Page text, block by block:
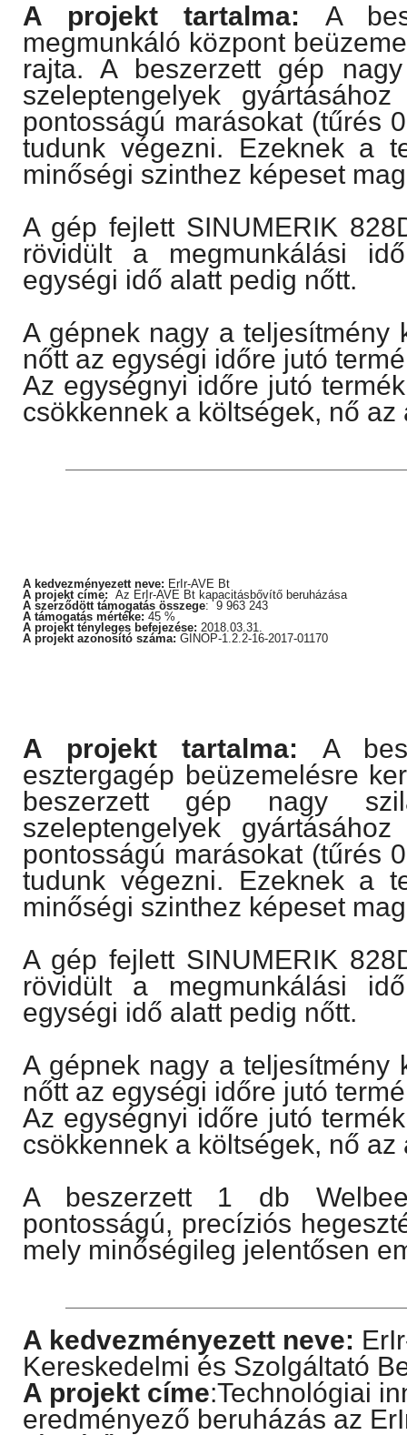
A projekt tartalma:A
megmunkáló központ
rajta. A beszerzett gép
szeleptengelyek
pontosságú marásokat (tűrés
tudunk végezni. Ezeknek a
minőségi szinthez képeset
A gép fejlett SINUMERIK
rövidült a megmunkálási
egységi idő alatt pedig nőtt.
A gépnek nagy a teljesítmény
nőtt az egységi időre jutó
Az egységnyi időre jutó
csökkennek a költségek, nő az
A kedvezményezett neve: ErIr-AVE Bt
A projekt címe: Az ErIr-AVE Bt kapacitásbővítő beruházása
A szerződött támogatás összege:9 963 243
A támogatás mértéke: 45 %
A projekt tényleges befejezése: 2018.03.31.
A projekt azonosító száma: GINOP-1.2.2-16-2017-01170
A projekt tartalma: A
esztergagép beüzemelésre
beszerzett gép nagy
szeleptengelyek
pontosságú marásokat (tűrés
tudunk végezni. Ezeknek a
minőségi szinthez képeset
A gép fejlett SINUMERIK
rövidült a megmunkálási
egységi idő alatt pedig nőtt.
A gépnek nagy a teljesítmény
nőtt az egységi időre jutó
Az egységnyi időre jutó
csökkennek a költségek, nő az
A beszerzett 1 db
pontosságú, precíziós
mely minőségileg jelentősen
A kedvezményezett neve:
Kereskedelmi és Szolgáltató
A projekt címe:Technológiai
eredményező beruházás az